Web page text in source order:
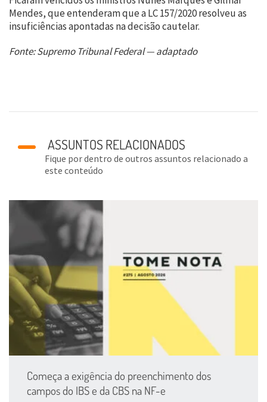
Mendes, que entenderam que a LC 157/2020 resolveu as
insuficiências apontadas na decisão cautelar.
Fonte: Supremo Tribunal Federal — adaptado
ASSUNTOS RELACIONADOS
Fique por dentro de outros assuntos relacionado a
este conteúdo
Começa a exigência do preenchimento dos
campos do IBS e da CBS na NF-e